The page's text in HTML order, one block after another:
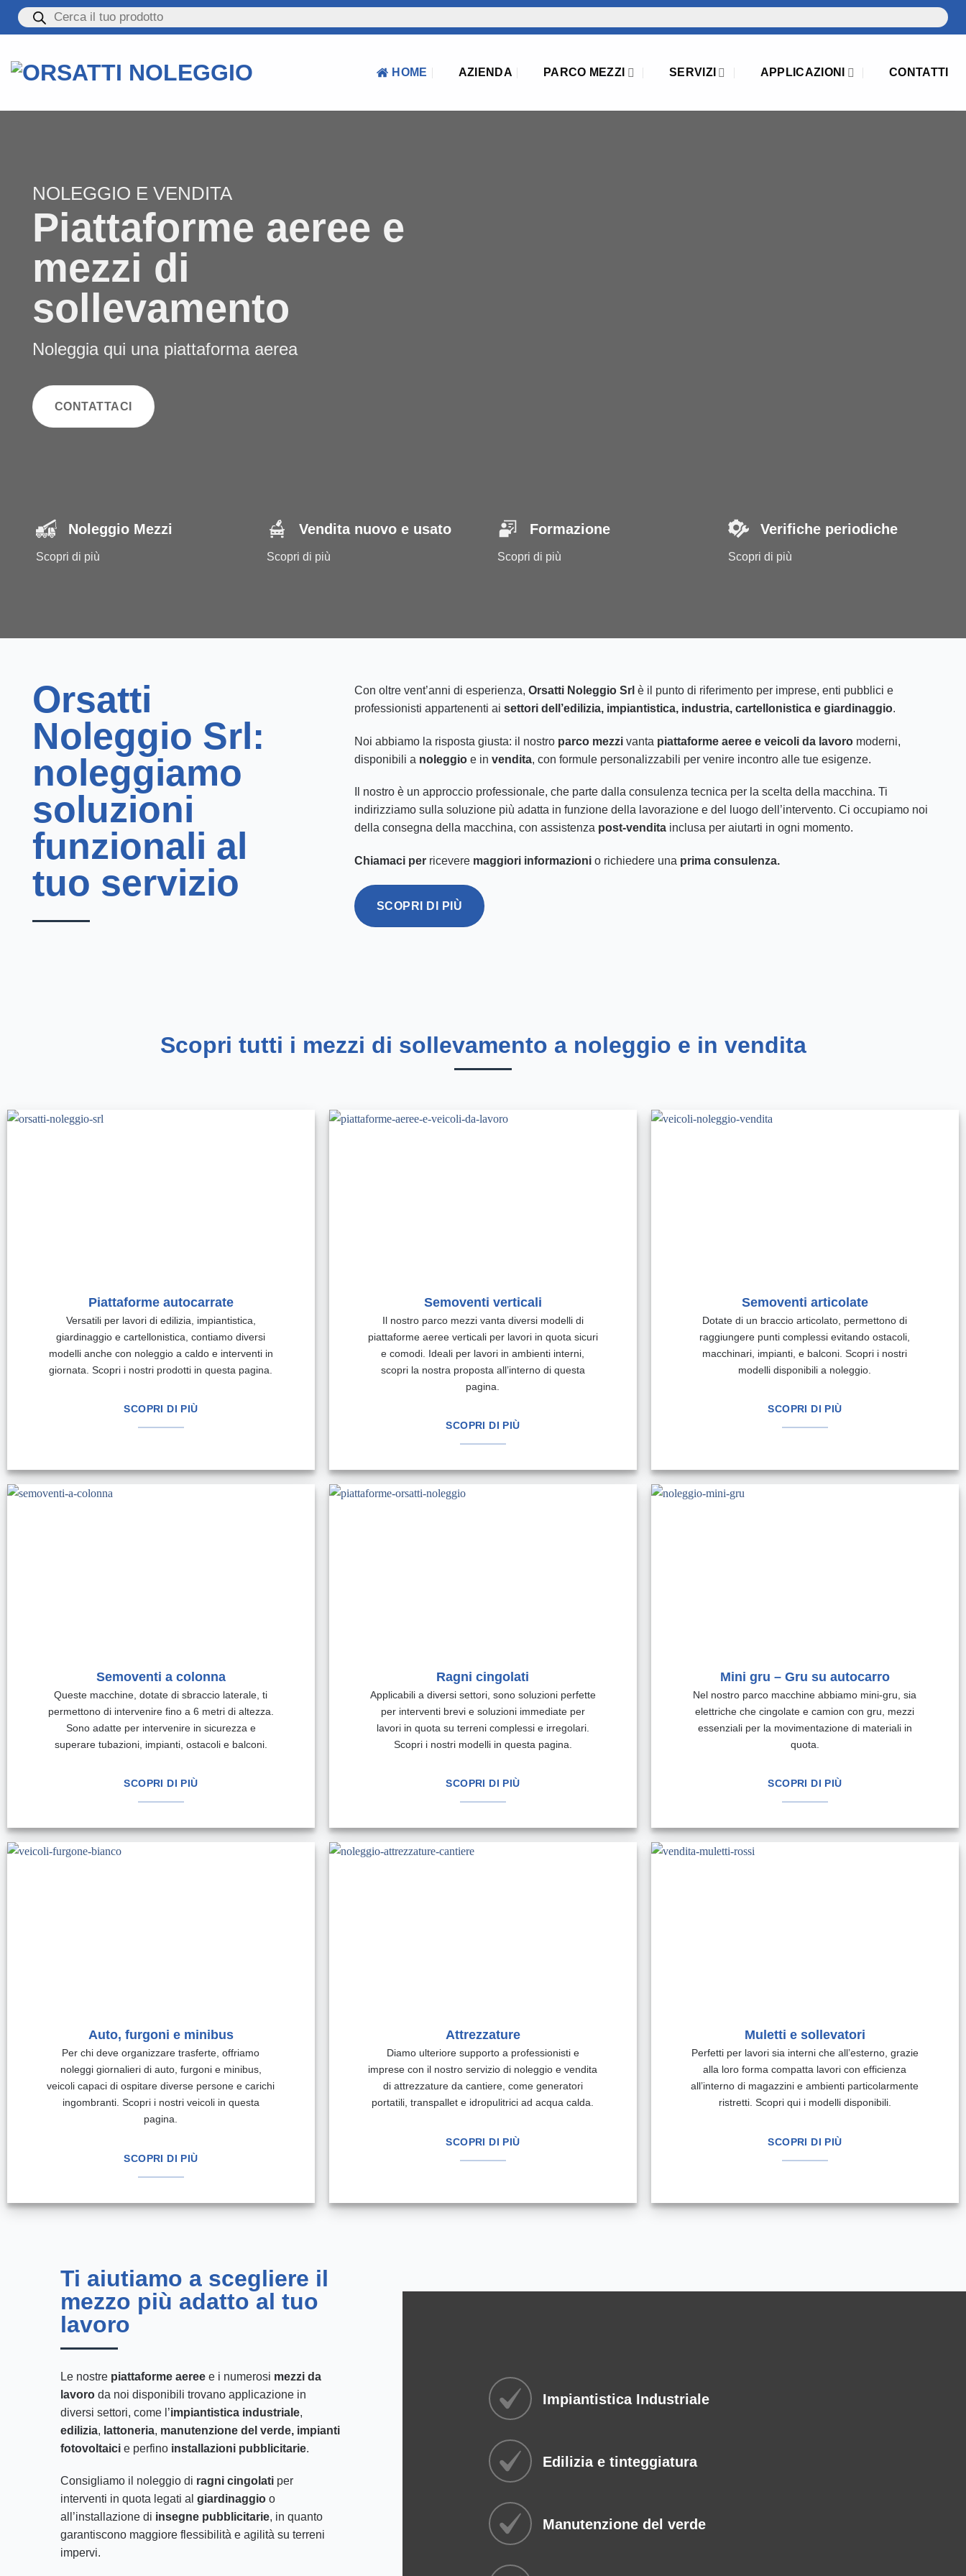
SaltaProducts
search
HOME AZIENDA PARCO MEZZI SERVIZI APPLICAZIONI CONTATTI
NOLEGGIO E VENDITA
Piattaforme aeree e
mezzi di
sollevamento
Noleggia qui una piattaforma aerea
CONTATTACI
Noleggio Mezzi
Scopri di più
Vendita nuovo e usato
Scopri di più
Formazione
Scopri di più
Verifiche periodiche
Scopri di più
Orsatti
Noleggio Srl:
noleggiamo
soluzioni
funzionali al
tuo servizio
Con oltre vent’anni di esperienza, Orsatti Noleggio Srl è il punto di riferimento per imprese, enti pubblici e
professionisti appartenenti ai settori dell’edilizia, impiantistica, industria, cartellonistica e giardinaggio.
Noi abbiamo la risposta giusta: il nostro parco mezzi vanta piattaforme aeree e veicoli da lavoro moderni,
disponibili a noleggio e in vendita, con formule personalizzabili per venire incontro alle tue esigenze.
Il nostro è un approccio professionale, che parte dalla consulenza tecnica per la scelta della macchina. Ti
indirizziamo sulla soluzione più adatta in funzione della lavorazione e del luogo dell’intervento. Ci occupiamo noi
della consegna della macchina, con assistenza post-vendita inclusa per aiutarti in ogni momento.
Chiamaci per ricevere maggiori informazioni o richiedere una prima consulenza.
SCOPRI DI PIÙ
Scopri tutti i mezzi di sollevamento a noleggio e in vendita
Piattaforme autocarrate
Versatili per lavori di edilizia, impiantistica,
giardinaggio e cartellonistica, contiamo diversi
modelli anche con noleggio a caldo e interventi in
giornata. Scopri i nostri prodotti in questa pagina.
SCOPRI DI PIÙ
Semoventi verticali
Il nostro parco mezzi vanta diversi modelli di
piattaforme aeree verticali per lavori in quota sicuri
e comodi. Ideali per lavori in ambienti interni,
scopri la nostra proposta all’interno di questa
pagina.
SCOPRI DI PIÙ
Semoventi articolate
Dotate di un braccio articolato, permettono di
raggiungere punti complessi evitando ostacoli,
macchinari, impianti, e balconi. Scopri i nostri
modelli disponibili a noleggio.
SCOPRI DI PIÙ
Semoventi a colonna
Queste macchine, dotate di sbraccio laterale, ti
permettono di intervenire fino a 6 metri di altezza.
Sono adatte per intervenire in sicurezza e
superare tubazioni, impianti, ostacoli e balconi.
SCOPRI DI PIÙ
Ragni cingolati
Applicabili a diversi settori, sono soluzioni perfette
per interventi brevi e soluzioni immediate per
lavori in quota su terreni complessi e irregolari.
Scopri i nostri modelli in questa pagina.
SCOPRI DI PIÙ
Mini gru – Gru su autocarro
Nel nostro parco macchine abbiamo mini-gru, sia
elettriche che cingolate e camion con gru, mezzi
essenziali per la movimentazione di materiali in
quota.
SCOPRI DI PIÙ
Auto, furgoni e minibus
Per chi deve organizzare trasferte, offriamo
noleggi giornalieri di auto, furgoni e minibus,
veicoli capaci di ospitare diverse persone e carichi
ingombranti. Scopri i nostri veicoli in questa
pagina.
SCOPRI DI PIÙ
Attrezzature
Diamo ulteriore supporto a professionisti e
imprese con il nostro servizio di noleggio e vendita
di attrezzature da cantiere, come generatori
portatili, transpallet e idropulitrici ad acqua calda.
SCOPRI DI PIÙ
Muletti e sollevatori
Perfetti per lavori sia interni che all’esterno, grazie
alla loro forma compatta lavori con efficienza
all’interno di magazzini e ambienti particolarmente
ristretti. Scopri qui i modelli disponibili.
SCOPRI DI PIÙ
Ti aiutiamo a scegliere il
mezzo più adatto al tuo
lavoro
Le nostre piattaforme aeree e i numerosi mezzi da
lavoro da noi disponibili trovano applicazione in
diversi settori, come l’impiantistica industriale,
edilizia, lattoneria, manutenzione del verde, impianti
fotovoltaici e perfino installazioni pubblicitarie.
Consigliamo il noleggio di ragni cingolati per
interventi in quota legati al giardinaggio o
all’installazione di insegne pubblicitarie, in quanto
garantiscono maggiore flessibilità e agilità su terreni
impervi.
Impiantistica Industriale
Edilizia e tinteggiatura
Manutenzione del verde